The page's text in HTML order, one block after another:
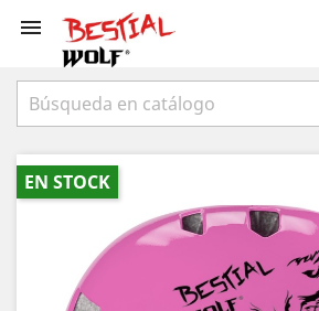

EN STOCK